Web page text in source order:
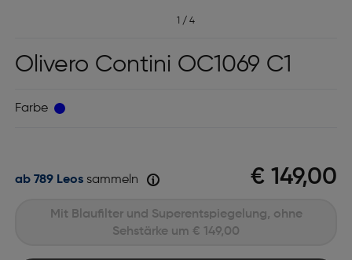
1 / 4
Olivero Contini OC1069 C1
Farbe
€ 149,00
ab 789 Leossammeln
Mit Blaufilter und Superentspiegelung, ohne
Sehstärke um € 149,00